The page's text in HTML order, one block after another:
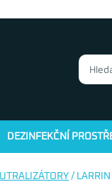
DEZINFEKČNÍ
/ LARRIN